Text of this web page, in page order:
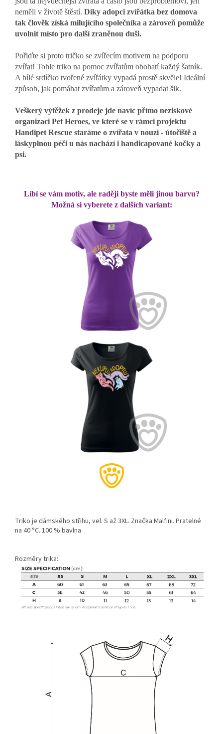
neměli v životě štěstí. Díky adopci zvířátka bez domova
tak člověk získá milujícího společníka a zároveň pomůže
uvolnit místo pro další zraněnou duši.
Pořiďte si proto tričko se zvířecím motivem na podporu
zvířat! Tohle triko na pomoc zvířatům obohatí každý šatník.
A bílé srdíčko tvořené zvířátky vypadá prostě skvěle! Ideální
způsob, jak pomáhat zvířatům a zároveň vypadat šik.
Veškerý výtěžek z prodeje jde navíc přímo neziskové
organizaci Pet Heroes, ve které se v rámci projektu
Handipet Rescue staráme o zvířata v nouzi - útočiště a
láskyplnou péči u nás nachází i handicapované kočky a
psi.
Líbí se vám motiv, ale raději byste měli jinou barvu?
Možná si vyberete z dalších variant:
Triko je dámského střihu, vel. S až 3XL. Značka Malfini. Pratelné
na 40 °C. 100 % bavlna
Rozměry trika: